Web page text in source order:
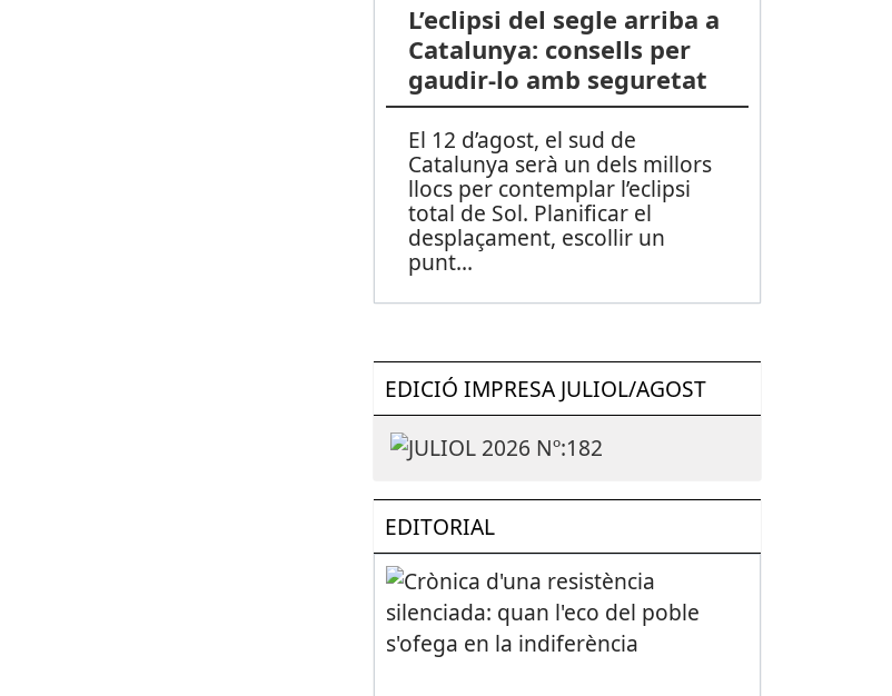
L’eclipsi del segle arriba a
Catalunya: consells per
gaudir-lo amb seguretat
El 12 d’agost, el sud de
Catalunya serà un dels millors
llocs per contemplar l’eclipsi
total de Sol. Planificar el
desplaçament, escollir un
punt...
EDICIÓ IMPRESA JULIOL/AGOST
EDITORIAL